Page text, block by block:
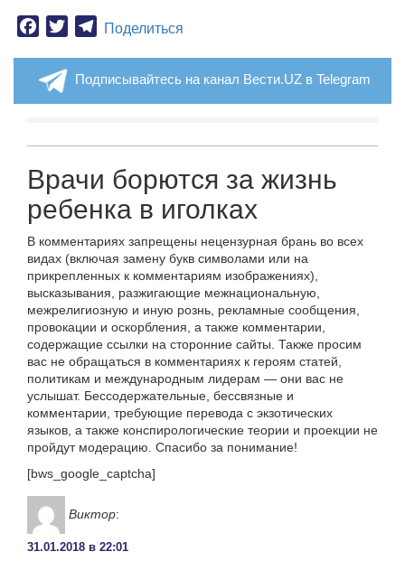
Facebook
TwitterTelegram
Поделиться
Подписывайтесь на канал Вести.UZ в Telegram
Врачи борются за жизнь
ребенка в иголках
В комментариях запрещены нецензурная брань во всех
видах (включая замену букв символами или на
прикрепленных к комментариям изображениях),
высказывания, разжигающие межнациональную,
межрелигиозную и иную рознь, рекламные сообщения,
провокации и оскорбления, а также комментарии,
содержащие ссылки на сторонние сайты. Также просим
вас не обращаться в комментариях к героям статей,
политикам и международным лидерам — они вас не
услышат. Бессодержательные, бессвязные и
комментарии, требующие перевода с экзотических
языков, а также конспирологические теории и проекции не
пройдут модерацию. Спасибо за понимание!
[bws_google_captcha]
Виктор:
31.01.2018 в 22:01